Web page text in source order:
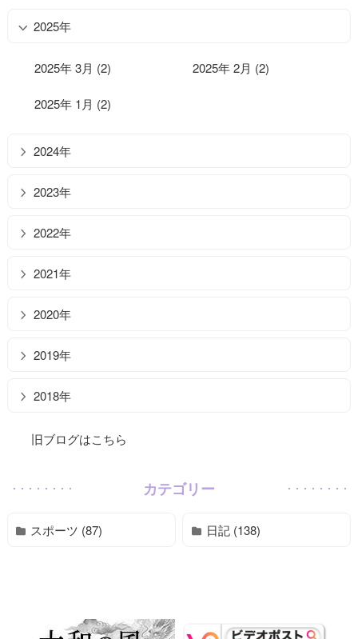
2025年
2025年 3月 (2) 2025年 2月 (2)
2025年 1月 (2)
2024年
2023年
2022年
2021年
2020年
2019年
2018年
旧ブログはこちら
カテゴリー
スポーツ (87) 日記 (138)